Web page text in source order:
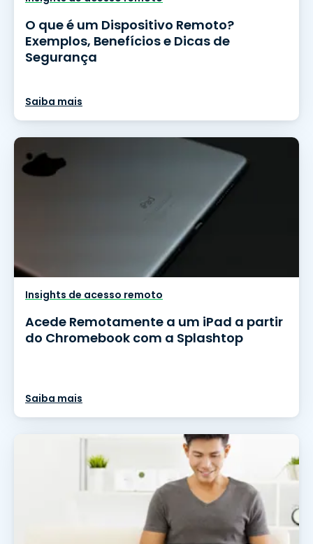
O que é um Dispositivo Remoto?
Exemplos, Benefícios e Dicas de
Segurança
Saiba mais
Insights de acesso remoto
Acede Remotamente a um iPad a partir
do Chromebook com a Splashtop
Saiba mais